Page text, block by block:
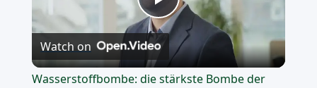
Play
Video
Watch on
Wasserstoffbombe: die stärkste Bombe der